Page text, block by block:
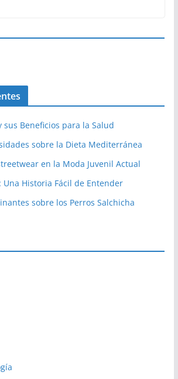
sus Beneficios para la Salud
sobre la Dieta Mediterránea
en la Moda Juvenil Actual
Una Historia Fácil de Entender
sobre los Perros Salchicha